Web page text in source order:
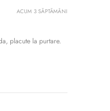
placute la purtare.
ACUM 3 SĂPTĂMÂNI